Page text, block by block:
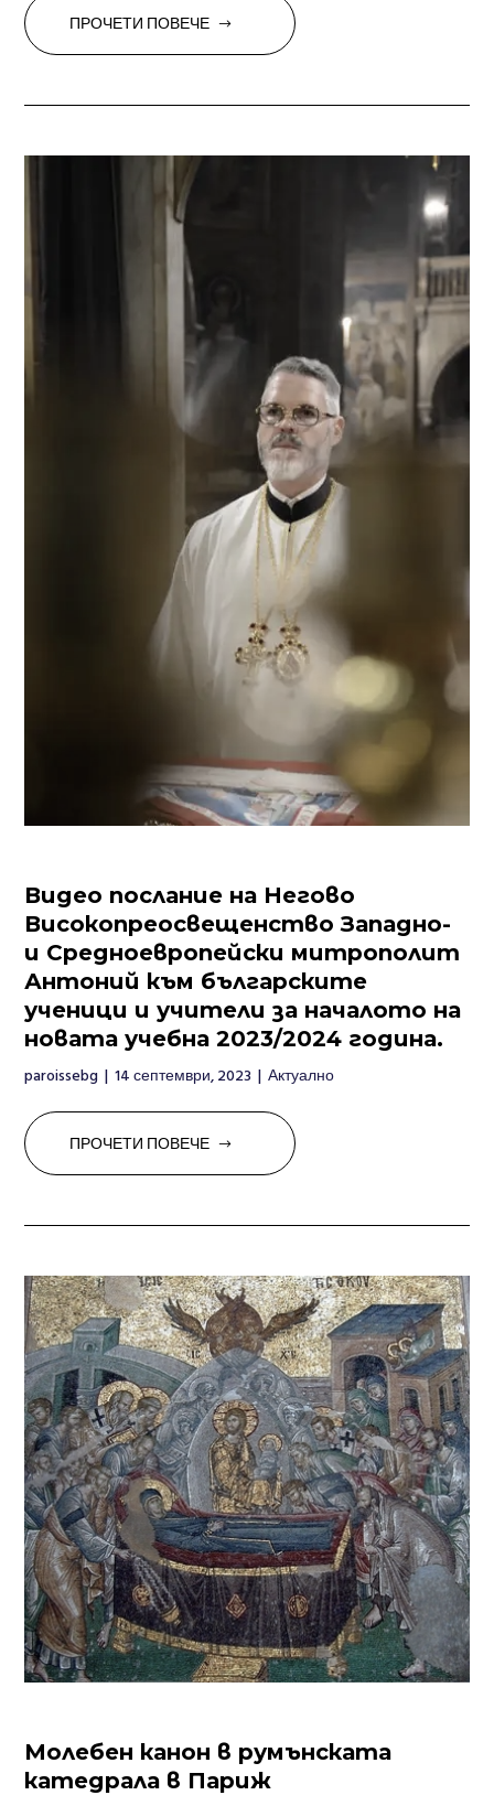
ПРОЧЕТИ ПОВЕЧЕ
Видео послание на Негово
Високопреосвещенство Западно-
и Средноевропейски митрополит
Антоний към българските
ученици и учители за началото на
новата учебна 2023/2024 година.
paroissebg | 14 септември, 2023 | Актуално
ПРОЧЕТИ ПОВЕЧЕ
Молебен канон в румънската
катедрала в Париж